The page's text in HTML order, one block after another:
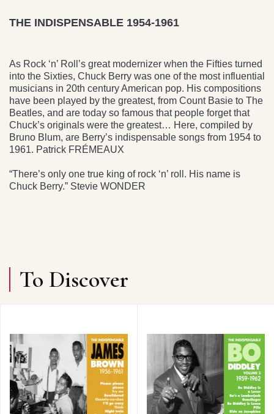
THE INDISPENSABLE 1954-1961
As Rock ‘n’ Roll’s great modernizer when the Fifties turned
into the Sixties, Chuck Berry was one of the most influential
musicians in 20th century American pop. His compositions
have been played by the greatest, from Count Basie to The
Beatles, and are today so famous that people forget that
Chuck’s originals were the greatest… Here, compiled by
Bruno Blum, are Berry’s indispensable songs from 1954 to
1961. Patrick FRÉMEAUX
“There’s only one true king of rock ‘n’ roll. His name is
Chuck Berry.” Stevie WONDER
To Discover